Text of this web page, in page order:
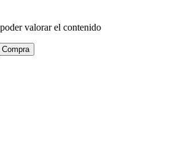
valorar el contenido
Compra